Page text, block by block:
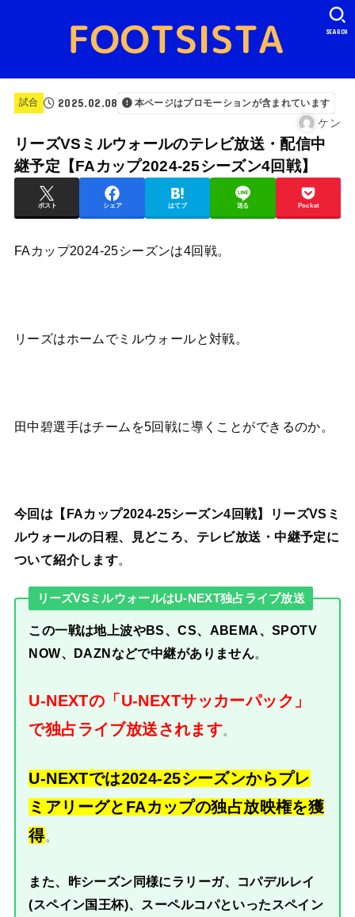
SEARCH
試合 2025.02.08 本ページはプロモーションが含まれています
ケン
リーズVSミルウォールのテレビ放送・配信中
継予定【FAカップ2024-25シーズン4回戦】
ポスト シェア はてブ 送る Pocket
FAカップ2024-25シーズンは4回戦。
リーズはホームでミルウォールと対戦。
田中碧選手はチームを5回戦に導くことができるのか。
今回は【FAカップ2024-25シーズン4回戦】リーズVSミ
ルウォールの日程、見どころ、テレビ放送・中継予定に
ついて紹介します。
リーズVSミルウォールはU-NEXT独占ライブ放送
この一戦は地上波やBS、CS、ABEMA、SPOTV
NOW、DAZNなどで中継がありません。
U-NEXTの「U-NEXTサッカーパック」
で独占ライブ放送されます
U-NEXTでは2024-25シーズンからプレ
ミアリーグとFAカップの独占放映権を獲
得。
また、昨シーズン同様にラリーガ、コパデルレイ
(スペイン国王杯)、スーペルコパといったスペイン